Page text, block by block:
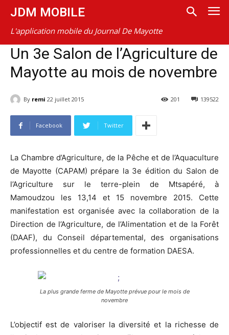
JDM MOBILE
L'application mobile du Journal De Mayotte
Un 3e Salon de l’Agriculture de
Mayotte au mois de novembre
By remi 22 juillet 2015 139522
201
Facebook Twitter
La Chambre d’Agriculture, de la Pêche et de l’Aquaculture
de Mayotte (CAPAM) prépare la 3e édition du Salon de
l’Agriculture sur le terre-plein de Mtsapéré, à
Mamoudzou les 13,14 et 15 novembre 2015. Cette
manifestation est organisée avec la collaboration de la
Direction de l’Agriculture, de l’Alimentation et de la Forêt
(DAAF), du Conseil départemental, des organisations
professionnelles et du centre de formation DAESA.
La plus grande ferme de Mayotte prévue pour le mois de
novembre
L’objectif est de valoriser la diversité et la richesse de